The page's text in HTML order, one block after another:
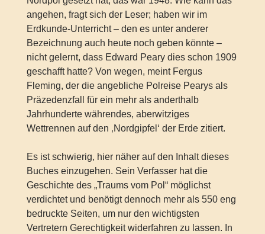
angehen, fragt sich der Leser; haben wir im
Erdkunde-Unterricht – den es unter anderer
Bezeichnung auch heute noch geben könnte –
nicht gelernt, dass Edward Peary dies schon 1909
geschafft hatte? Von wegen, meint Fergus
Fleming, der die angebliche Polreise Pearys als
Präzedenzfall für ein mehr als anderthalb
Jahrhunderte währendes, aberwitziges
Wettrennen auf den ‚Nordgipfel‘ der Erde zitiert.
Es ist schwierig, hier näher auf den Inhalt dieses
Buches einzugehen. Sein Verfasser hat die
Geschichte des „Traums vom Pol“ möglichst
verdichtet und benötigt dennoch mehr als 550 eng
bedruckte Seiten, um nur den wichtigsten
Vertretern Gerechtigkeit widerfahren zu lassen. In